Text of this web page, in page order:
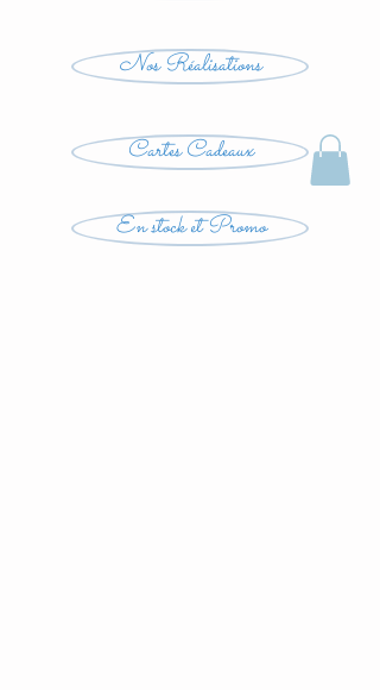
Nos Réalisations
Cartes Cadeaux
En stock et Promo